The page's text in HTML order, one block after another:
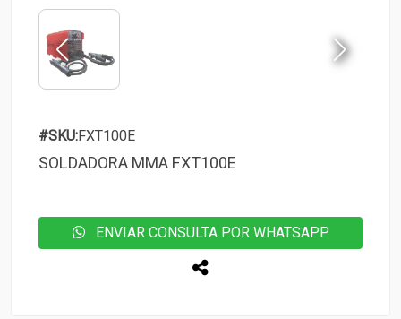
#SKU:FXT100E
SOLDADORA MMA FXT100E
ENVIAR CONSULTA POR WHATSAPP